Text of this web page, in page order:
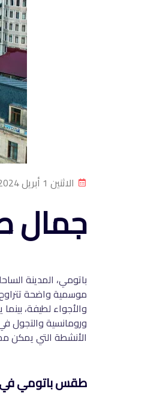
الاثنين 1 أبريل 2024
جمال
باتومي، المدينة
موسمية واضحة تتراوح
والأجواء لطيفة،
ورومانسية والتجول
الأنشطة التي يمكن
طقس باتومي في